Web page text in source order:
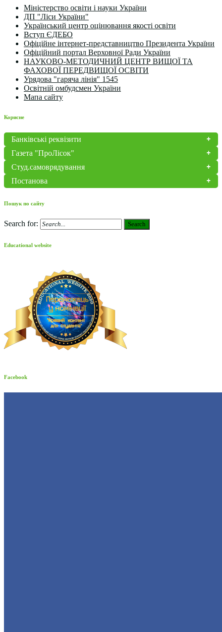
Міністерство освіти і науки України
ДП "Ліси України"
Український центр оцінювання якості освіти
Вступ ЄДЕБО
Офіційне інтернет-представництво Президента України
Офіційний портал Верховної Ради України
НАУКОВО-МЕТОДИЧНИЙ ЦЕНТР ВИЩОЇ ТА
ФАХОВОЇ ПЕРЕДВИЩОЇ ОСВІТИ
Урядова "гаряча лінія" 1545
Освітній омбудсмен України
Мапа сайту
Корисне
Банківські реквізити
Газета "ПроЛісок"
Студ.самоврядування
Постанова
Пошук по сайту
Search for: Search
Educational website
Facebook